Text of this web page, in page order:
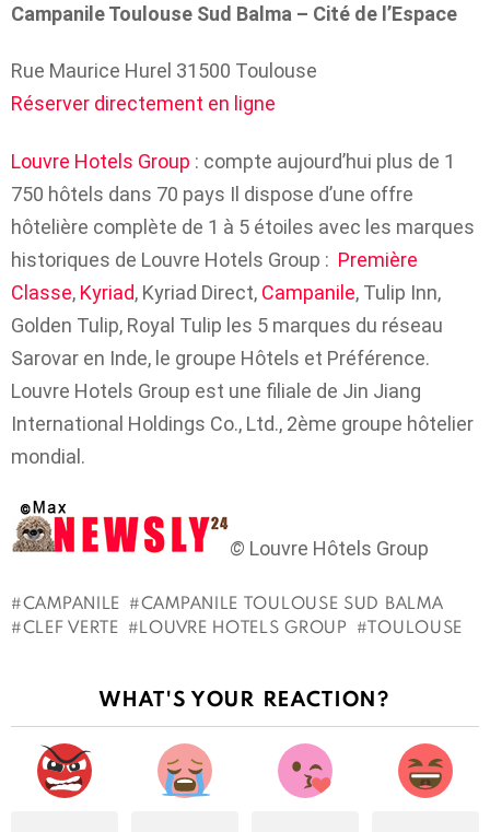
Campanile Toulouse Sud Balma – Cité de l’Espace
Rue Maurice Hurel 31500 Toulouse
Réserver directement en ligne
Louvre Hotels Group : compte aujourd’hui plus de 1
750 hôtels dans 70 pays Il dispose d’une offre
hôtelière complète de 1 à 5 étoiles avec les marques
historiques de Louvre Hotels Group : Première
Classe, Kyriad, Kyriad Direct, Campanile, Tulip Inn,
Golden Tulip, Royal Tulip les 5 marques du réseau
Sarovar en Inde, le groupe Hôtels et Préférence.
Louvre Hotels Group est une filiale de Jin Jiang
International Holdings Co., Ltd., 2ème groupe hôtelier
mondial.
© Louvre Hôtels Group
CAMPANILE
CAMPANILE TOULOUSE SUD BALMA
CLEF VERTE
LOUVRE HOTELS GROUP TOULOUSE
WHAT'S YOUR REACTION?